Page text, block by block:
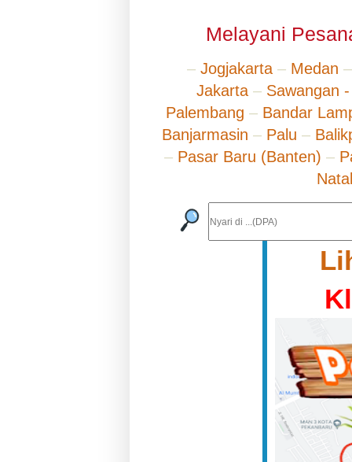
Melayani
–Jogjakarta – Medan
Jakarta – Sawangan
Palembang – Bandar
Banjarmasin – Palu –
– Pasar Baru (Banten) –
Natal